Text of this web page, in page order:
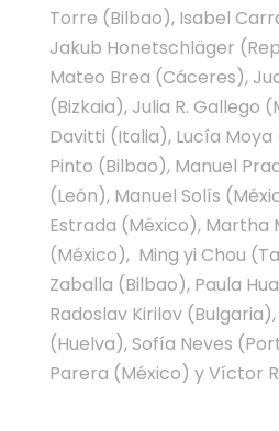
Torre (Bilbao), Isabel
Jakub Honetschläger
Mateo Brea (Cáceres),
(Bizkaia), Julia R. Gallego
Davitti (Italia), Lucía
Pinto (Bilbao), Manuel
(León), Manuel Solís
Estrada (México), Martha
(México), Ming yi Chou
Zaballa (Bilbao), Paula
Radoslav Kirilov
(Huelva), Sofía Neves
Parera (México) y Víctor